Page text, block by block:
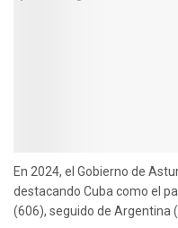
En 2024, el Gobierno de
destacando Cuba como el
(606), seguido de Argentina